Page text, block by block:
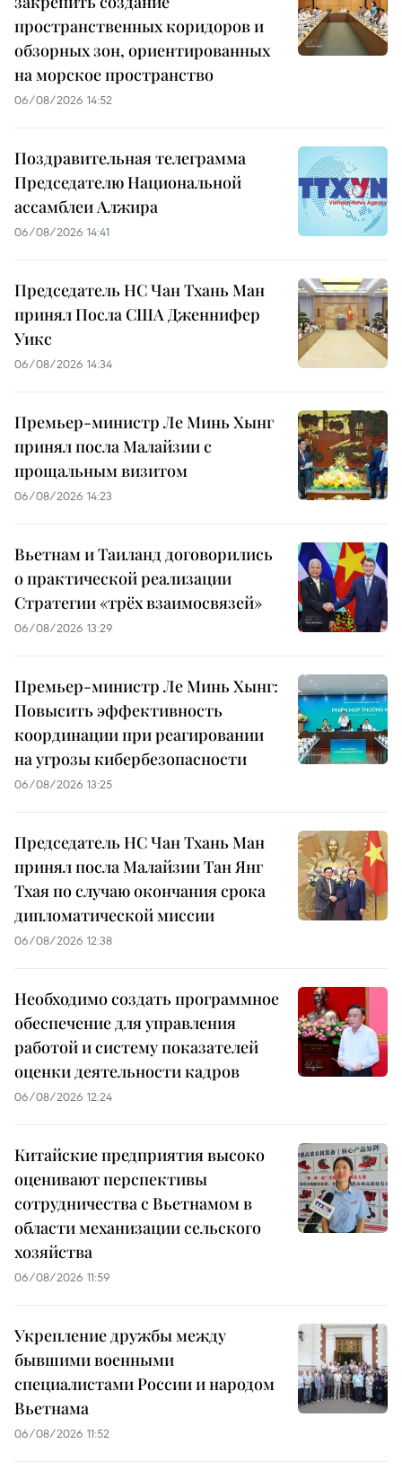
пространственных коридоров и
обзорных зон, ориентированных
на морское пространство
06/08/2026 14:52
Поздравительная телеграмма
Председателю Национальной
ассамблеи Алжира
06/08/2026 14:41
Председатель НС Чан Тхань Ман
принял Посла США Дженнифер
Уикс
06/08/2026 14:34
Премьер-министр Ле Минь Хынг
принял посла Малайзии с
прощальным визитом
06/08/2026 14:23
Вьетнам и Таиланд договорились
о практической реализации
Стратегии «трёх взаимосвязей»
06/08/2026 13:29
Премьер-министр Ле Минь Хынг:
Повысить эффективность
координации при реагировании
на угрозы кибербезопасности
06/08/2026 13:25
Председатель НС Чан Тхань Ман
принял посла Малайзии Тан Янг
Тхая по случаю окончания срока
дипломатической миссии
06/08/2026 12:38
Необходимо создать программное
обеспечение для управления
работой и систему показателей
оценки деятельности кадров
06/08/2026 12:24
Китайские предприятия высоко
оценивают перспективы
сотрудничества с Вьетнамом в
области механизации сельского
хозяйства
06/08/2026 11:59
Укрепление дружбы между
бывшими военными
специалистами России и народом
Вьетнама
06/08/2026 11:52